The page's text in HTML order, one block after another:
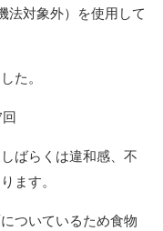
法対象外）を使用して
た。
ばらくは違和感、不
ます。
ついているため食物